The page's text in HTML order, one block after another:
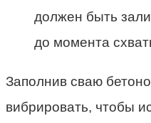
должен быть
до момента
Заполнив сваю
вибрировать, чтобы